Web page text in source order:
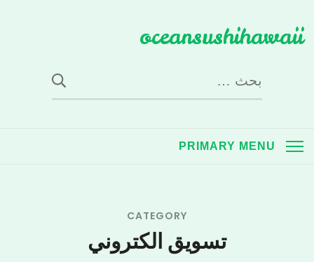
to
oceansushihawaii
البحث
عن:
PRIMARY MENU
CATEGORY
تسويق الكتروني